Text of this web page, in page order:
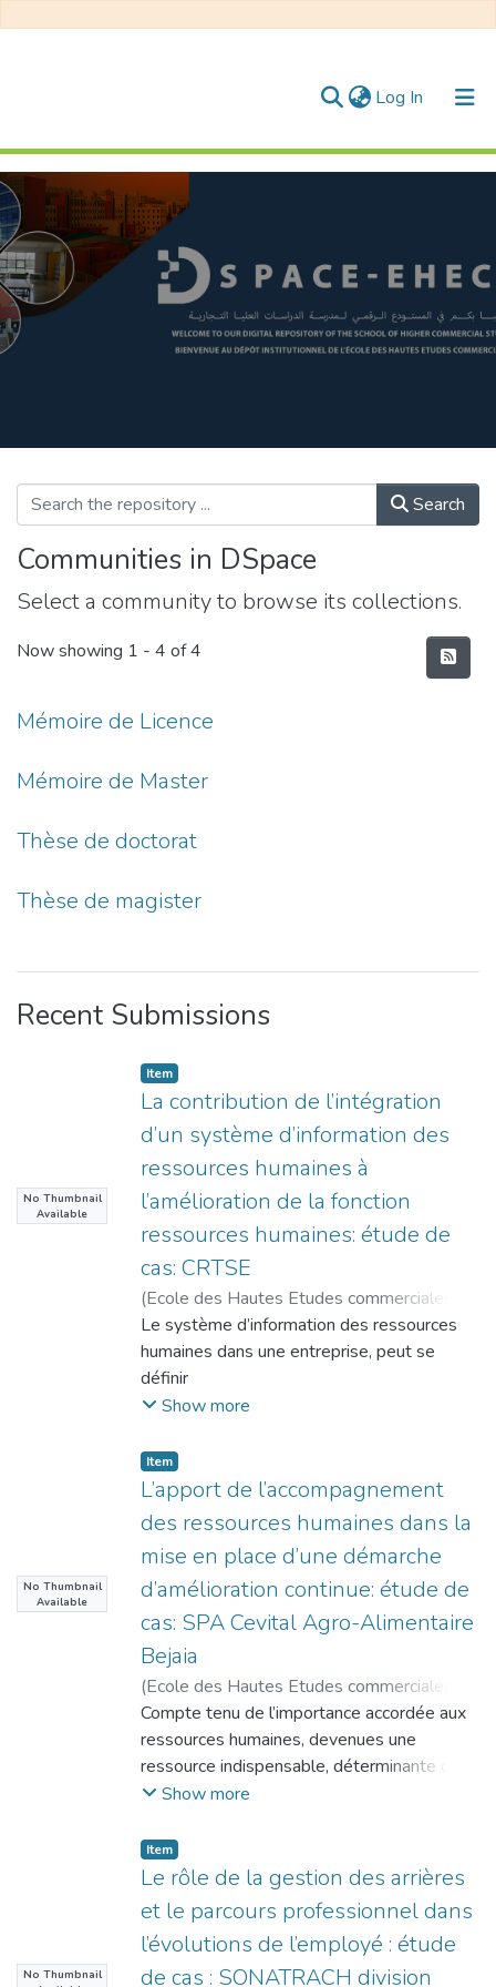
Log In (current)
Communities & Collections
All of DSpace
Statistics
Search
Communities in DSpace
Select a community to browse its collections.
Now showing 1 - 4 of 4
Mémoire de Licence
Mémoire de Master
Thèse de doctorat
Thèse de magister
Recent Submissions
No Thumbnail
Available
Item
La contribution de l’intégration
d’un système d’information des
ressources humaines à
l’amélioration de la fonction
ressources humaines: étude de
cas: CRTSE
(Ecole des Hautes Etudes commerciales
2017-06)BENABDERRAHMANE, Ayoub
MEGHARI, Randa ( Directrice de thèses )
Le système d’information des ressources
humaines dans une entreprise, peut se
définir
dans un premier lieu, comme un ensemble
informatiques
permettant d’automatiser les différents
processus qui composent la gestion des
ressources
humaines.
Depuis les années 1960, les grandes
entreprises (GE) ont progressivement mis
en
place un système d’information des
ressources humaines (SIRH) afin d’aider le
service des
RH à être plus stratégique et performant
face aux évolutions du marché et à la
montée de la
La finalité de ce travail de recherche est de
présenter l’apport de l’intégration d’un
SIRH à l’amélioration de la fonction RH.
Pour traiter cette problématique, un stage
pratique, a
Show more
No Thumbnail
Available
Item
L’apport de l’accompagnement
des ressources humaines dans la
mise en place d’une démarche
d’amélioration continue: étude de
cas: SPA Cevital Agro-Alimentaire
Bejaia
(Ecole des Hautes Etudes commerciales
2017-06)BELLOUL, Abdelghani;
MEGHARI, Randa ( Directrice de thèses )
Compte tenu de l’importance accordée aux
ressources humaines, devenues une
ressource indispensable, déterminante de la
stabilité et la durabilité des entreprise, la
recherche s’intéresse à l’apport
d’accompagnement des ressources
humaines dans la mise ne
place d’une démarche d’amélioration
continue
Show more
No Thumbnail
Item
Le rôle de la gestion des arrières
et le parcours professionnel dans
l’évolutions de l’employé : étude
de cas : SONATRACH division